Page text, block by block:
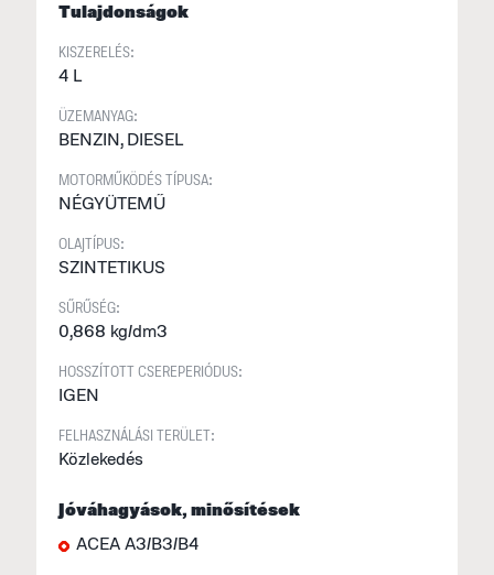
Tulajdonságok
KISZERELÉS:
4 L
ÜZEMANYAG:
BENZIN, DIESEL
MOTORMŰKÖDÉS TÍPUSA:
NÉGYÜTEMŰ
OLAJTÍPUS:
SZINTETIKUS
SŰRŰSÉG:
0,868 kg/dm3
HOSSZÍTOTT CSEREPERIÓDUS:
IGEN
FELHASZNÁLÁSI TERÜLET:
Közlekedés
Jóváhagyások, minősítések
ACEA A3/B3/B4